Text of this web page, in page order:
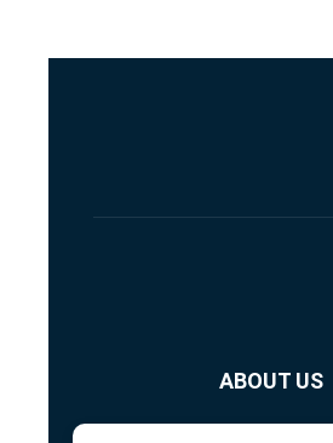
ABOUT US